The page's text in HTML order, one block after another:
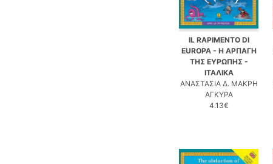
IL RAPIMENTO DI
EUROPA - Η ΑΡΠΑΓΗ
ΤΗΣ ΕΥΡΩΠΗΣ -
ΙΤΑΛΙΚΑ
ΑΝΑΣΤΑΣΙΑ Δ. ΜΑΚΡΗ
ΑΓΚΥΡΑ
4.13€